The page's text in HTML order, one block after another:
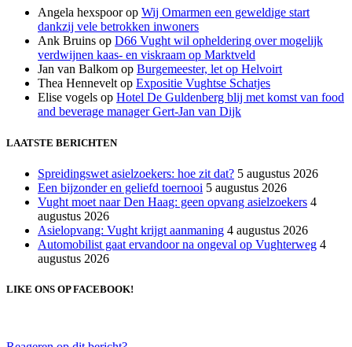
Angela hexspoorop Wij Omarmen een geweldige start
dankzij vele betrokken inwoners
Ank Bruins op D66 Vught wil opheldering over mogelijk
verdwijnen kaas- en viskraam op Marktveld
Jan van Balkom op Burgemeester, let op Helvoirt
Thea Henneveltop Expositie Vughtse Schatjes
Elise vogels op Hotel De Guldenberg blij met komst van food
and beverage manager Gert-Jan van Dijk
LAATSTE BERICHTEN
Spreidingswet asielzoekers: hoe zit dat? 5 augustus 2026
Een bijzonder en geliefd toernooi 5 augustus 2026
Vught moet naar Den Haag: geen opvang asielzoekers 4
augustus 2026
Asielopvang: Vught krijgt aanmaning 4 augustus 2026
Automobilist gaat ervandoor na ongeval op Vughterweg 4
augustus 2026
LIKE ONS OP FACEBOOK!